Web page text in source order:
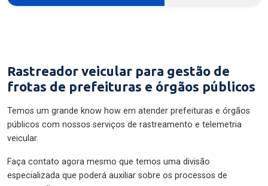
Rastreador veicular para gestão de
frotas de prefeituras e órgãos públicos
Temos um grande know how em atender prefeituras e órgãos
públicos com nossos serviços de rastreamento e telemetria
veicular.
Faça contato agora mesmo que temos uma divisão
especializada que poderá auxiliar sobre os processos de